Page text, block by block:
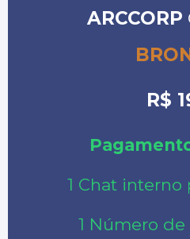
ARCCORP
R$
1 Chat interno
1 Número